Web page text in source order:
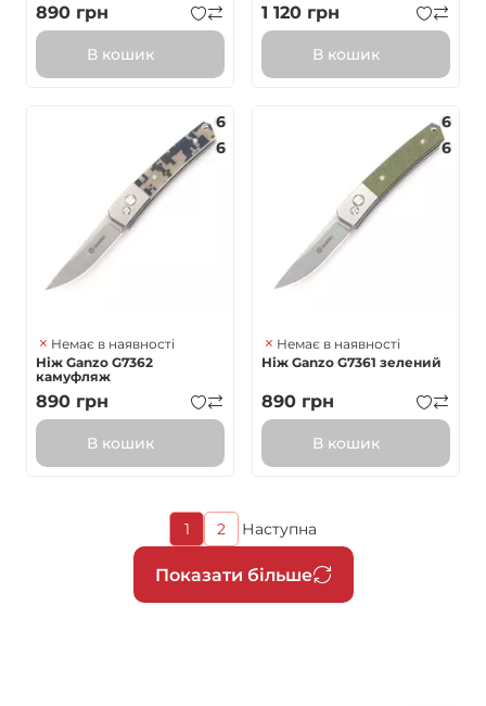
890 грн
В кошик
1 120 грн
В кошик
6
6
Немає в наявності
Ніж Ganzo G7362
камуфляж
890 грн
В кошик
6
6
Немає в наявності
Ніж Ganzo G7361 зелений
890 грн
В кошик
Розбивка
на
сторінки
Показати більше
Поточна
сторінка
1
Page
2
Наступна
сторінка
Наступна